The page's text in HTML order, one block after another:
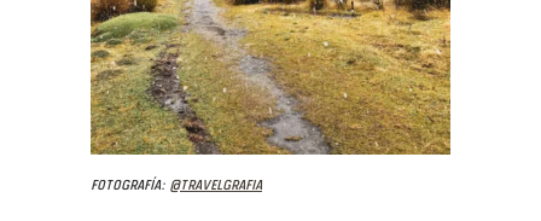
Fotografía: @travelgrafia